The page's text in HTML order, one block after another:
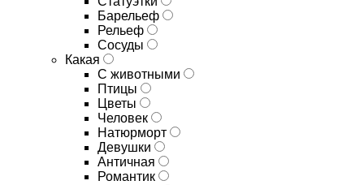
Барельеф
Рельеф
Сосуды
Какая
С животными
Птицы
Цветы
Человек
Натюрморт
Девушки
Античная
Романтик